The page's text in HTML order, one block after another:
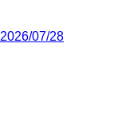
2026/07/28